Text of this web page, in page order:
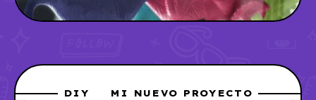
DIY MI NUEVO PROYECTO